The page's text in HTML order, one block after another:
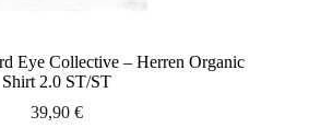
Eye Collective – Herren Organic
Shirt 2.0 ST/ST
39,90€